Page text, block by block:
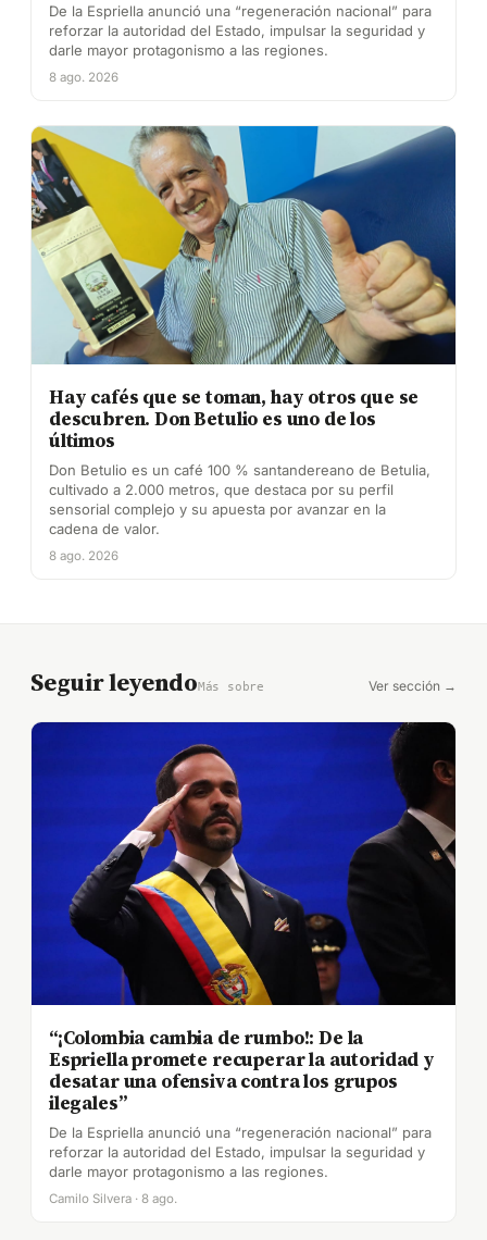
De la Espriella anunció una “regeneración nacional” para
reforzar la autoridad del Estado, impulsar la seguridad y
darle mayor protagonismo a las regiones.
8 ago. 2026
Hay cafés que se toman, hay otros que se
descubren. Don Betulio es uno de los
últimos
Don Betulio es un café 100 % santandereano de Betulia,
cultivado a 2.000 metros, que destaca por su perfil
sensorial complejo y su apuesta por avanzar en la
cadena de valor.
8 ago. 2026
Seguir leyendoMás sobre Ver sección →
“¡Colombia cambia de rumbo!: De la
Espriella promete recuperar la autoridad y
desatar una ofensiva contra los grupos
ilegales”
De la Espriella anunció una “regeneración nacional” para
reforzar la autoridad del Estado, impulsar la seguridad y
darle mayor protagonismo a las regiones.
Camilo Silvera · 8 ago.